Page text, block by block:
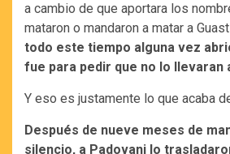
a cambio de que aportara los
mataron o mandaron a matar a
todo este tiempo alguna vez
fue para pedir que no lo llevaran
Y eso es justamente lo que acaba
Después de nueve meses de
silencio, a Padovani lo